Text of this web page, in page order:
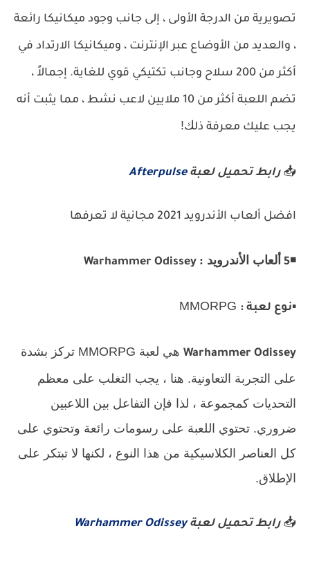
تصويرية من الدرجة الأولى ، إلى جانب وجود ميكانيكا رائعة
، والعديد من الأوضاع عبر الإنترنت ، وميكانيكا الارتداد في
أكثر من 200 سلاح وجانب تكتيكي قوي للغاية. إجمالاً ،
تضم اللعبة أكثر من 10 ملايين لاعب نشط ، مما يثبت أنه
يجب عليك معرفة ذلك!
📥رابط تحميل لعبةAfterpulse
افضل ألعاب الأندرويد 2021 مجانية لا تعرفها
◾
5 ألعاب الأندرويد :
▪️نوع لعبة :
Warhammer Odissey
هي لعبة MMORPG تركز بشدة
على التجربة التعاونية. هنا ، يجب التغلب على معظم
التحديات كمجموعة ، لذا فإن التفاعل بين اللاعبين
ضروري. تحتوي اللعبة على رسومات رائعة وتحتوي على
كل العناصر الكلاسيكية من هذا النوع ، لكنها لا تبتكر على
الإطلاق.
📥رابط تحميل لعبةWarhammer Odissey